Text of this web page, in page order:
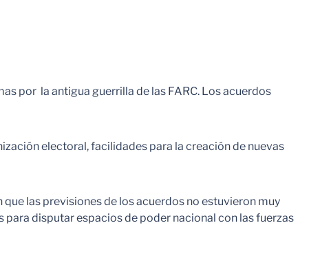
por la antigua guerrilla de las FARC. Los acuerdos
electoral, facilidades para la creación de nuevas
las previsiones de los acuerdos no estuvieron muy
disputar espacios de poder nacional con las fuerzas